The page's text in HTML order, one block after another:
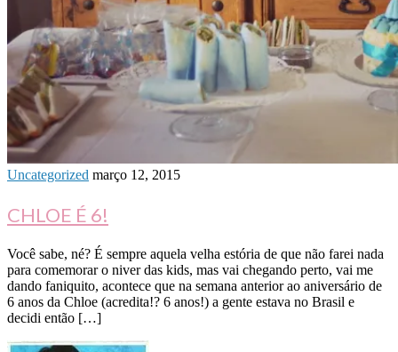
Uncategorized março 12, 2015
CHLOE É 6!
Você sabe, né? É sempre aquela velha estória de que não farei nada
para comemorar o niver das kids, mas vai chegando perto, vai me
dando faniquito, acontece que na semana anterior ao aniversário de
6 anos da Chloe (acredita!? 6 anos!) a gente estava no Brasil e
decidi então […]